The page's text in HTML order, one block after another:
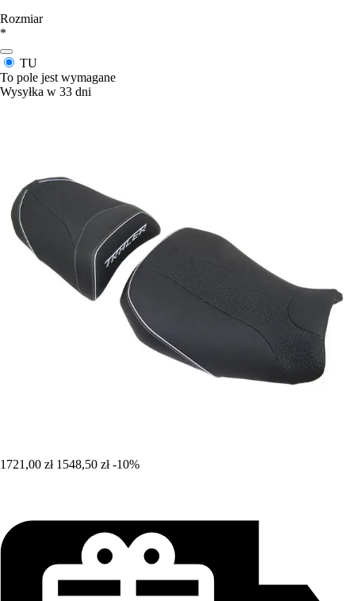
Rozmiar
*
TU
To pole jest wymagane
Wysyłka w 33 dni
1721,00 zł 1548,50 zł -10%